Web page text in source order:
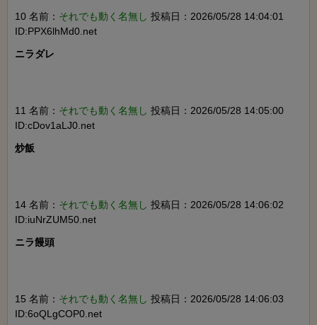
10 名前： それでも動く名無し 投稿日：2026/05/28 14:04:01
ID:PPX6lhMd0.net
ニラダレ
11 名前： それでも動く名無し 投稿日：2026/05/28 14:05:00
ID:cDov1aLJ0.net
炒飯
14 名前： それでも動く名無し 投稿日：2026/05/28 14:06:02
ID:iuNrZUM50.net
ニラ饅頭
15 名前： それでも動く名無し 投稿日：2026/05/28 14:06:03
ID:6oQLgCOP0.net